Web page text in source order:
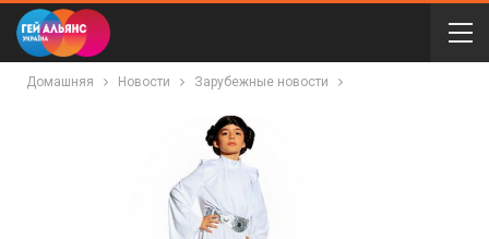
Домашняя Новости Зарубежные новости